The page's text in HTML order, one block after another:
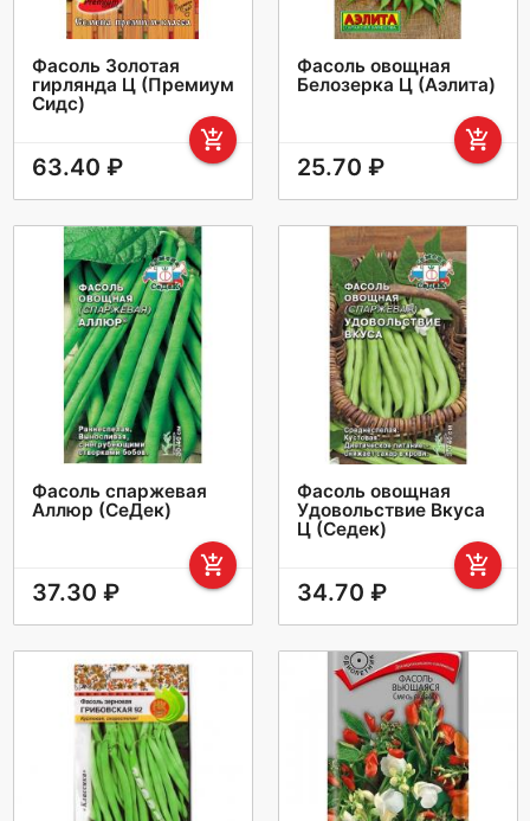
Фасоль Золотая
гирлянда Ц (Премиум
Сидс)
add_shopping_cart
63.40 ₽
Фасоль овощная
Белозерка Ц (Аэлита)
add_shopping_cart
25.70 ₽
Фасоль спаржевая
Аллюр (СеДек)
add_shopping_cart
37.30 ₽
Фасоль овощная
Удовольствие Вкуса
Ц (Седек)
add_shopping_cart
34.70 ₽